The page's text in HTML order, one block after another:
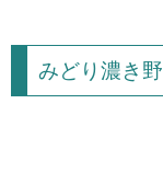
みどり濃き野